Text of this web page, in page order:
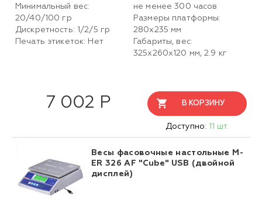
Минимальный вес:
20/40/100 гр
Дискретность: 1/2/5 гр
Печать этикеток: Нет
не менее 300 часов
Размеры платформы:
280х235 мм
Габариты, вес:
325х260х120 мм, 2.9 кг
7 002 Р В КОРЗИНУ
Доступно: 11 шт.
Весы фасовочные настольные M-
ER 326 AF "Cube" USB (двойной
дисплей)